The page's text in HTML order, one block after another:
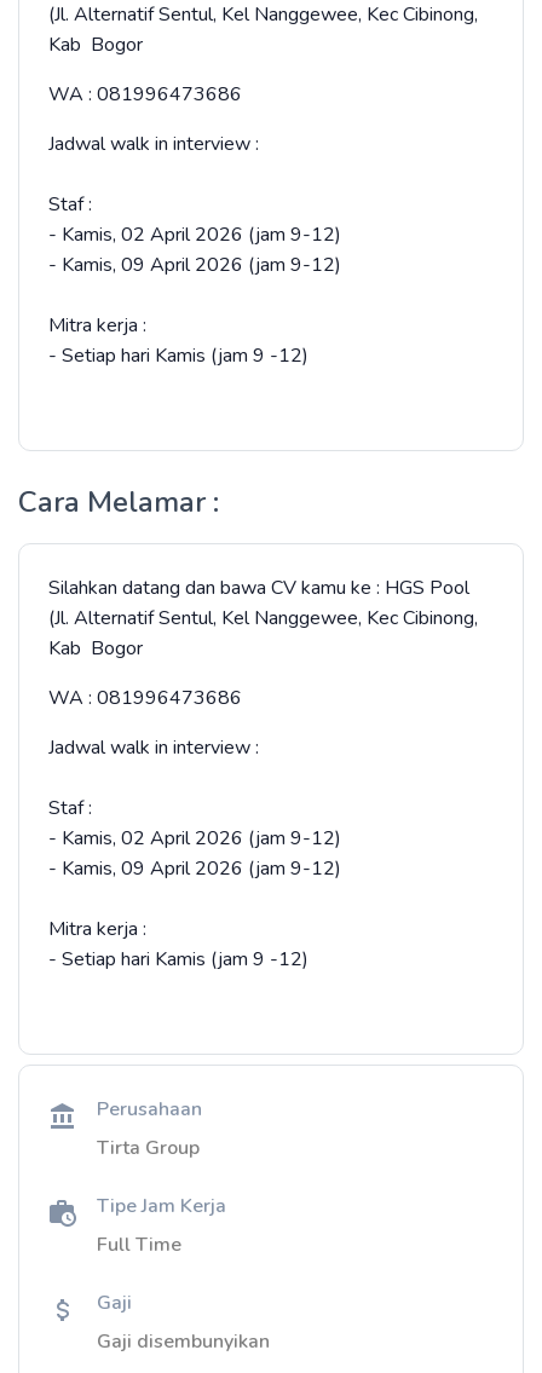
(Jl. Alternatif Sentul, Kel Nanggewee, Kec Cibinong,
Kab Bogor
WA : 081996473686
Jadwal walk in interview :
Staf :
- Kamis, 02 April 2026 (jam 9-12)
- Kamis, 09 April 2026 (jam 9-12)
Mitra kerja :
- Setiap hari Kamis (jam 9 -12)
Cara Melamar :
Silahkan datang dan bawa CV kamu ke : HGS Pool
(Jl. Alternatif Sentul, Kel Nanggewee, Kec Cibinong,
Kab Bogor
WA : 081996473686
Jadwal walk in interview :
Staf :
- Kamis, 02 April 2026 (jam 9-12)
- Kamis, 09 April 2026 (jam 9-12)
Mitra kerja :
- Setiap hari Kamis (jam 9 -12)
Perusahaan
Tirta Group
Tipe Jam Kerja
Full Time
Gaji
Gaji disembunyikan